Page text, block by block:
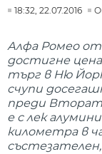
18:32, 22.07.2016
Алфа Ромео от
достигне
търг в Ню
счупи
преди
е с лек
километра в
състезателен,